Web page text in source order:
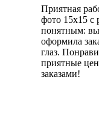
Приятная
фото 15х15 с
понятным:
оформила
глаз.
приятные
заказами!